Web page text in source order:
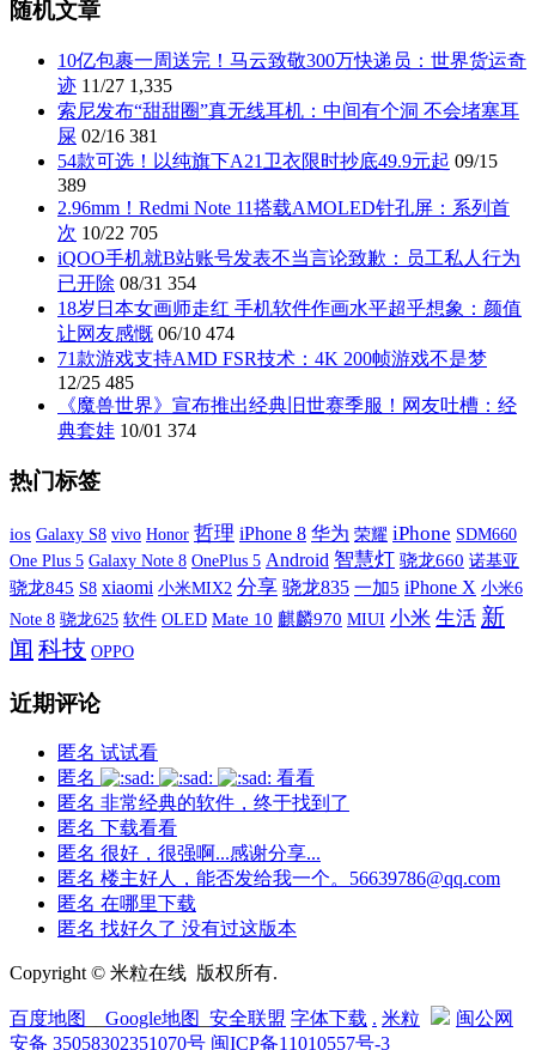
随机文章
10亿包裹一周送完！马云致敬300万快递员：世界货运奇
迹 11/27 1,335
索尼发布“甜甜圈”真无线耳机：中间有个洞 不会堵塞耳
屎 02/16 381
54款可选！以纯旗下A21卫衣限时抄底49.9元起 09/15
389
2.96mm！Redmi Note 11搭载AMOLED针孔屏：系列首
次 10/22 705
iQOO手机就B站账号发表不当言论致歉：员工私人行为
已开除 08/31 354
18岁日本女画师走红 手机软件作画水平超乎想象：颜值
让网友感慨 06/10 474
71款游戏支持AMD FSR技术：4K 200帧游戏不是梦
12/25 485
《魔兽世界》宣布推出经典旧世赛季服！网友吐槽：经
典套娃 10/01 374
热门标签
ios Galaxy S8 vivo Honor 哲理 iPhone 8 华为 荣耀 iPhone SDM660
One Plus 5 Galaxy Note 8 OnePlus 5 Android 智慧灯 骁龙660 诺基亚
骁龙845 S8 xiaomi 小米MIX2 分享 骁龙835 一加5 iPhone X 小米6
Note 8 骁龙625 软件 OLED Mate 10 麒麟970 MIUI 小米 生活 新
闻 科技 OPPO
近期评论
匿名 试试看
匿名
看看
匿名 非常经典的软件，终于找到了
匿名 下载看看
匿名 很好，很强啊...感谢分享...
匿名 楼主好人，能否发给我一个。56639786@qq.com
匿名 在哪里下载
匿名 找好久了 没有过这版本
Copyright © 米粒在线 版权所有.
百度地图 Google地图 安全联盟 字体下载 . 米粒
闽公网
安备 35058302351070号 闽ICP备11010557号-3